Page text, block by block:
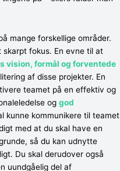
mange forskellige områder.
fokus. En evne til at
vision, formål og forventede
af disse projekter. En
teamet på en effektiv og
og god
kunne kommunikere til teamet
med at du skal have en
så du kan udnytte
Du skal derudover også
uundgåelig del af